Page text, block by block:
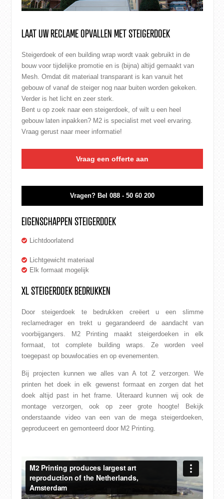
LAAT UW RECLAME OPVALLEN MET STEIGERDOEK
Steigerdoek of een building wrap wordt vaak gebruikt in de
bouw voor tijdelijke promotie en is (bijna) altijd gemaakt van
Mesh. Omdat dit materiaal transparant is kan vanuit het
gebouw of vanaf de steiger nog naar buiten worden gekeken.
Verder is het licht en zeer sterk.
Bent u op zoek naar een steigerdoek, of wilt u een heel
gebouw laten inpakken? M2 is specialist met veel ervaring.
Vraag gerust naar meer informatie!
Vraag een offerte aan
Vragen? Bel 088 - 50 60 200
EIGENSCHAPPEN STEIGERDOEK
Lichtdoorlatend
Lichtgewicht materiaal
Elk formaat mogelijk
XL STEIGERDOEK BEDRUKKEN
Door steigerdoek te bedrukken creëert u een slimme
reclamedrager en trekt u gegarandeerd de aandacht van
voorbijgangers. M2 Printing maakt steigerdoeken in elk
formaat, tot complete building wraps. Ze worden veel
toegepast op bouwlocaties en op evenementen.
Bij projecten kunnen we alles van A tot Z verzorgen. We
printen het doek in elk gewenst formaat en zorgen dat het
doek altijd past in het frame. Uiteraard kunnen wij ook de
montage verzorgen, ook op zeer grote hoogte! Bekijk
onderstaande video van een van de mega steigerdoeken,
geproduceert en gemonteerd door M2 Printing.